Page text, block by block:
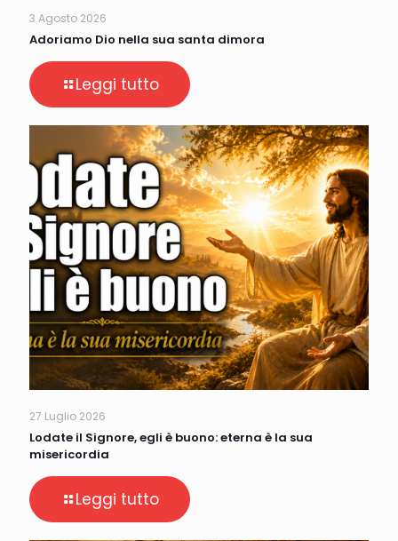
3 Agosto 2026
Adoriamo Dio nella sua santa dimora
Leggi tutto
27 Luglio 2026
Lodate il Signore, egli è buono: eterna è la sua
misericordia
Leggi tutto